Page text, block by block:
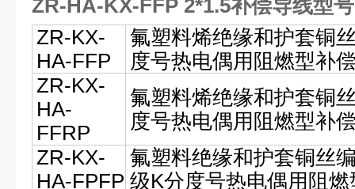
ZR-HA-KX-FFP 2*1.5补偿导线型号
ZR-KX-
HA-FFP
氟塑料烯绝缘和护套铜
度号热电偶用阻燃型补
ZR-KX-
HA-
FFRP
氟塑料烯绝缘和护套铜
度号热电偶用阻燃型补
ZR-KX-
HA-FPFP
氟塑料绝缘和护套铜丝
级K分度号热电偶用阻